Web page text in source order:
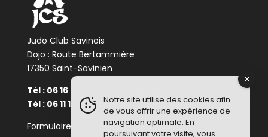
Judo Club Savinois
Dojo : Route Bertammière
17350 Saint-Savinien
Tél : 06 16 08 23 76 (président)
Tél : 06 11 10 34 48 (enseignant)
Formulaire de contact :Cliquez ici
Notre site utilise des cookies afin
de vous offrir une expérience de
navigation optimale. En
poursuivant votre visite, vous